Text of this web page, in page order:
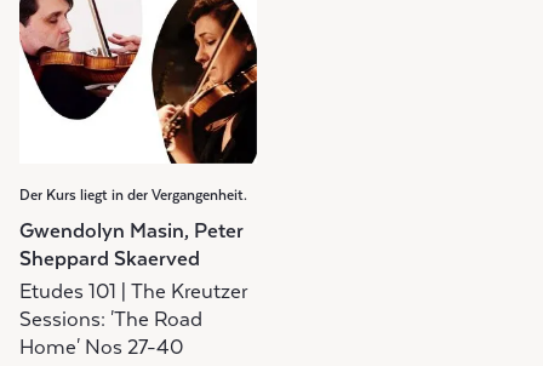
Der Kurs liegt in der Vergangenheit.
Gwendolyn Masin, Peter
Sheppard Skaerved
Etudes 101 | The Kreutzer
Sessions: 'The Road
Home' Nos 27-40